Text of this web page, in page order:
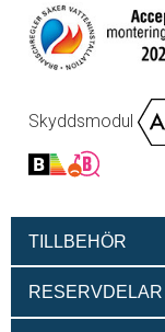
Skyddsmodul
TILLBEHÖR
RESERVDELAR